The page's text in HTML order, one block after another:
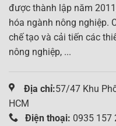
được thành lập năm
hóa ngành nông nghiệp.
chế tạo và cải tiến các
nông nghiệp, ...
Địa chỉ:57/47 Khu
HCM
Điện thoại: 0935 157